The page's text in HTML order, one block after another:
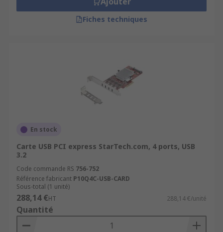
Fiches techniques
En stock
Carte USB PCI express StarTech.com, 4 ports, USB
3.2
Code commande RS 756-752
Référence fabricant P10Q4C-USB-CARD
Sous-total (1 unité)
288,14 €HT 288,14 €/unité
Quantité